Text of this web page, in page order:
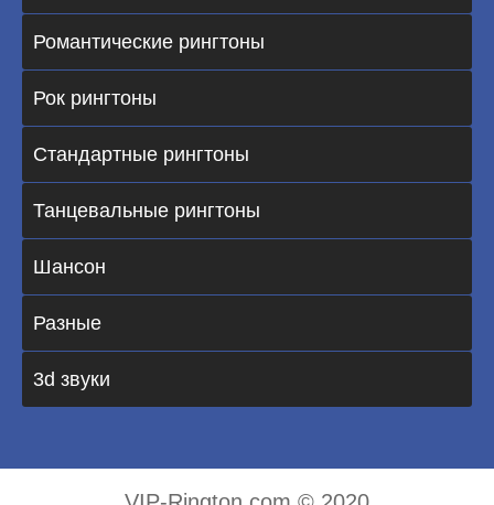
Романтические рингтоны
Рок рингтоны
Стандартные рингтоны
Танцевальные рингтоны
Шансон
Разные
3d звуки